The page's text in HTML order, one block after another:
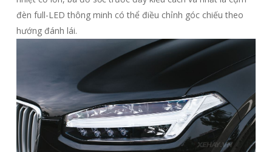
đèn full-LED thông minh có thể điều chỉnh góc chiếu theo
hướng đánh lái.